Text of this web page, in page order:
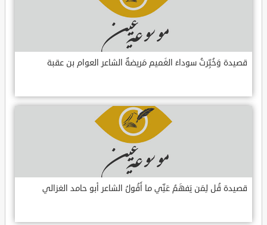
قصيدة وَخُبِّرتُ سوداءَ الغَميم مَريضةٌ الشاعر العوام بن عقبة
قصيدة قُل لِمَن يَفهَمُ عَنِّي ما أَقُولُ الشاعر أبو حامد الغزالي